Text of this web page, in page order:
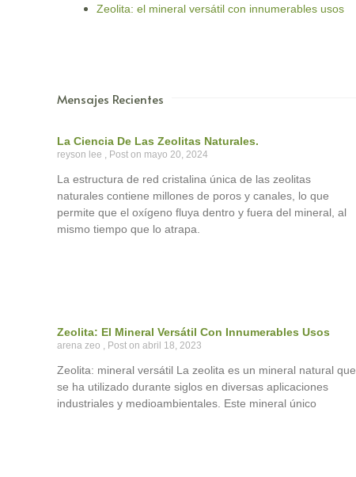
Zeolita: el mineral versátil con innumerables usos
Mensajes Recientes
La Ciencia De Las Zeolitas Naturales.
reyson lee mayo 20, 2024
La estructura de red cristalina única de las zeolitas
naturales contiene millones de poros y canales, lo que
permite que el oxígeno fluya dentro y fuera del mineral, al
mismo tiempo que lo atrapa.
Zeolita: El Mineral Versátil Con Innumerables Usos
arena zeo abril 18, 2023
Zeolita: mineral versátil La zeolita es un mineral natural que
se ha utilizado durante siglos en diversas aplicaciones
industriales y medioambientales. Este mineral único